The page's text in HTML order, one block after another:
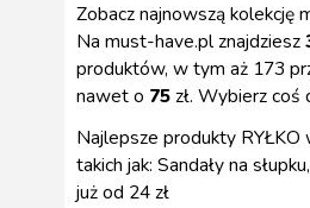
Zobacz najnowszą kolekcję
Na must-have.pl znajdziesz
produktów, w tym aż 173
nawet o 75zł. Wybierz coś
Najlepsze produkty RYŁKO
takich jak: Sandały na
już od 24 zł